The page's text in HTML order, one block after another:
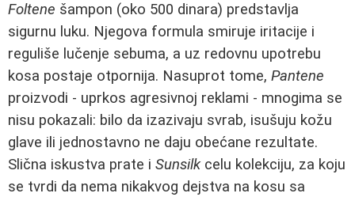
Foltene šampon (oko 500 dinara) predstavlja
sigurnu luku. Njegova formula smiruje iritacije i
reguliše lučenje sebuma, a uz redovnu upotrebu
kosa postaje otpornija. Nasuprot tome, Pantene
proizvodi - uprkos agresivnoj reklami - mnogima se
nisu pokazali: bilo da izazivaju svrab, isušuju kožu
glave ili jednostavno ne daju obećane rezultate.
Slična iskustva prate i Sunsilkcelu kolekciju, za koju
se tvrdi da nema nikakvog dejstva na kosu sa